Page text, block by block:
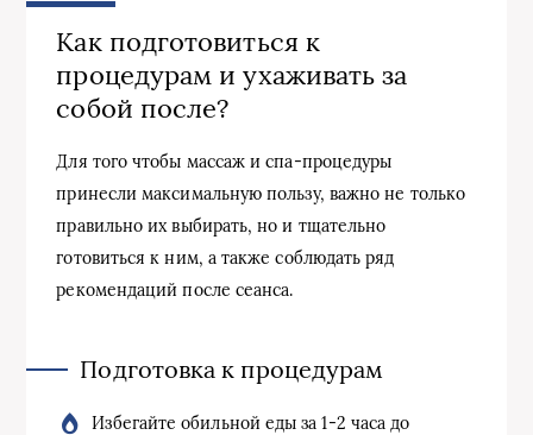
Как подготовиться к
процедурам и ухаживать за
собой после?
Для того чтобы массаж и спа-процедуры
принесли максимальную пользу, важно не только
правильно их выбирать, но и тщательно
готовиться к ним, а также соблюдать ряд
рекомендаций после сеанса.
Подготовка к процедурам
Избегайте обильной еды за 1-2 часа до